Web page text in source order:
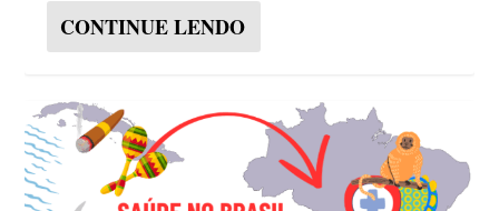
CONTINUE LENDO